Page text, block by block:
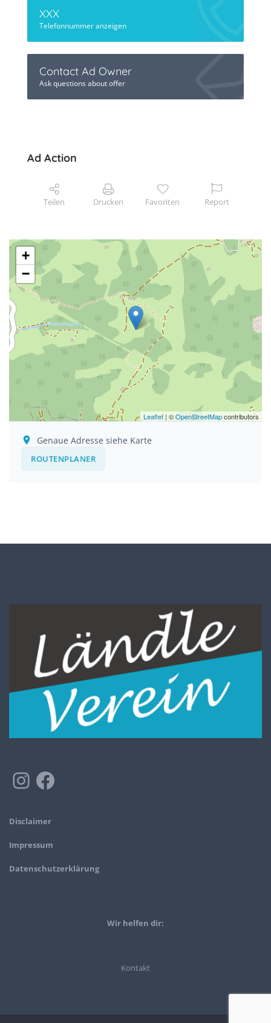
XXX
Telefonnummer anzeigen
Contact Ad Owner
Ask questions about offer
Ad Action
Teilen Drucken Favoriten Report
+
−
Leaflet | ©OpenStreetMapcontributors
Genaue Adresse siehe Karte
ROUTENPLANER
Disclaimer
Impressum
Datenschutzerklärung
Wir helfen dir:
Kontakt